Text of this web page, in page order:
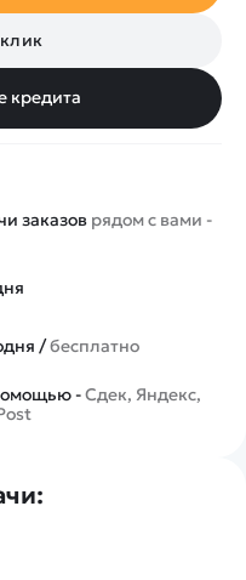
кредита
заказов рядом с вами -
/бесплатно
-Сдек, Яндекс,